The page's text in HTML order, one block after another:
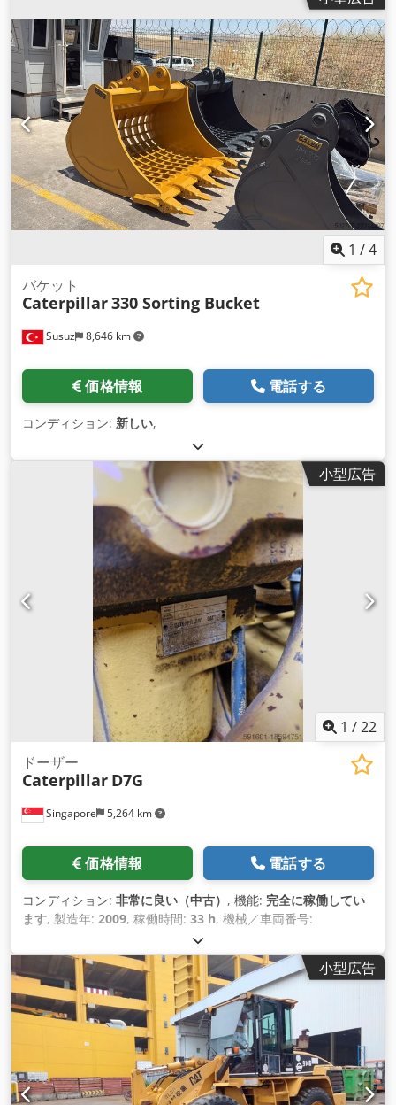
1,525 キロワット (2,073.42 馬力), 定格
（見かけ上）電力:2,187 kVA（キロボルトアンペア）, 定格出
力:
1,525 キロワット (2,073.42 馬力), 連続（見かけ）電力:
2,187 kVA（キロボルトアンペア）, 全長:6,705 mm, 全幅:
1,988 mm, 全高:1,537 mm, 最大回転速度:1,200 回転/分, エ
ンジンメーカー:Caterpillar, 冷却方式:水
1 /4
Susuz 8,646 km
バケット
Caterpillar330 Sorting Bucket
価格情報 電話する
コンディション: 新しい,
小型広告
1 /22
Singapore 5,264 km
ドーザー
Caterpillar D7G
価格情報 電話する
コンディション: 非常に良い（中古） , 機能: 完全に稼働してい
ます, 製造年: 2009, 稼働時間: 33 h, 機械／車両番号:
, 中古キャタピラー ドーザー C/W リッ
パー Crodpfx Aajv Dr S Usxjf モデル: D7G シリアル:
CAT00D7GLC7G01263 稼働時間: 33 年式: 2009
小型広告